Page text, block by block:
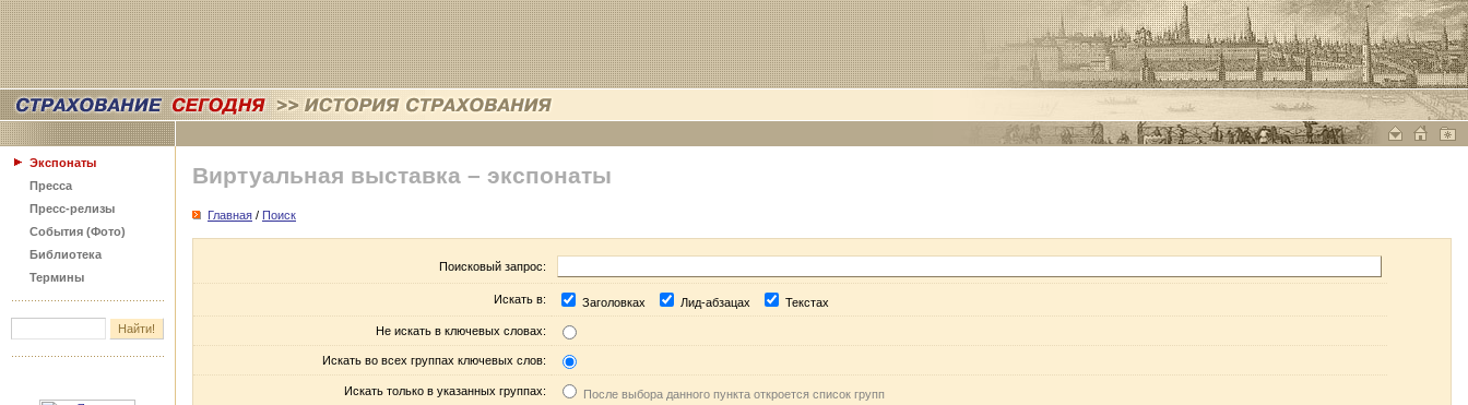
Экспонаты
Пресса
Пресс-релизы
События (Фото)
Библиотека
Термины
Виртуальная выставка – экспонаты
Главная / Поиск
Поисковый запрос:
Искать в: Заголовках Лид-абзацах Текстах
Не искать в ключевых словах:
Искать во всех группах ключевых слов:
Искать только в указанных группах: После выбора данного пункта откроется список групп